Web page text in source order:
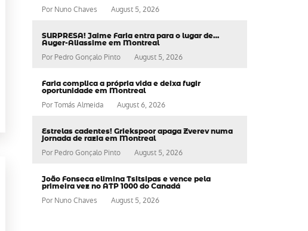
PorNuno Chaves August 5, 2026
SURPRESA! Jaime Faria entra para o lugar de…
Auger-Aliassime em Montreal
Por Pedro Gonçalo Pinto August 5, 2026
Faria complica a própria vida e deixa fugir
oportunidade em Montreal
PorTomás Almeida August 6, 2026
Estrelas cadentes! Griekspoor apaga Zverev numa
jornada de razia em Montreal
Por Pedro Gonçalo Pinto August 5, 2026
João Fonseca elimina Tsitsipas e vence pela
primeira vez no ATP 1000 do Canadá
PorNuno Chaves August 5, 2026